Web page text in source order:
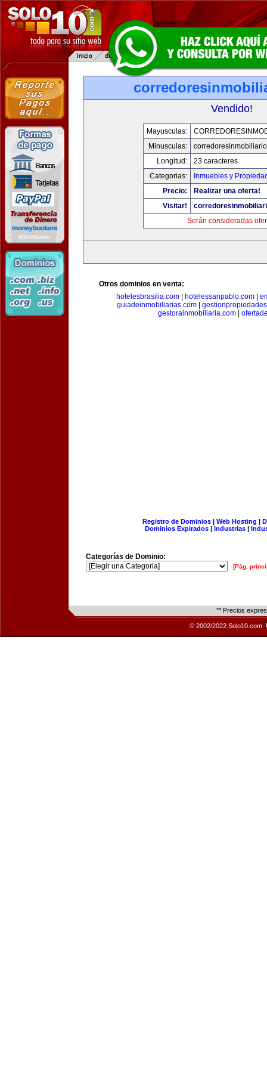
Vendido!
Mayusculas:
Minusculas:
Longitud:
23 caracteres
Categorias:
Inmuebles y
Precio:
Realizar una oferta!
Visitar!
Serán consideradas
Otros dominios en venta:
hotelesbrasilia.com| hotelessanpablo.com|
guiadeinmobiliarias.com|
gestorainmobiliaria.com|
Registro de Dominios| Web Hosting |
Dominios Expirados | Industrias |
Categorías de Dominio:
[Pág.
** Precios
© 2002/2022 Solo10.com